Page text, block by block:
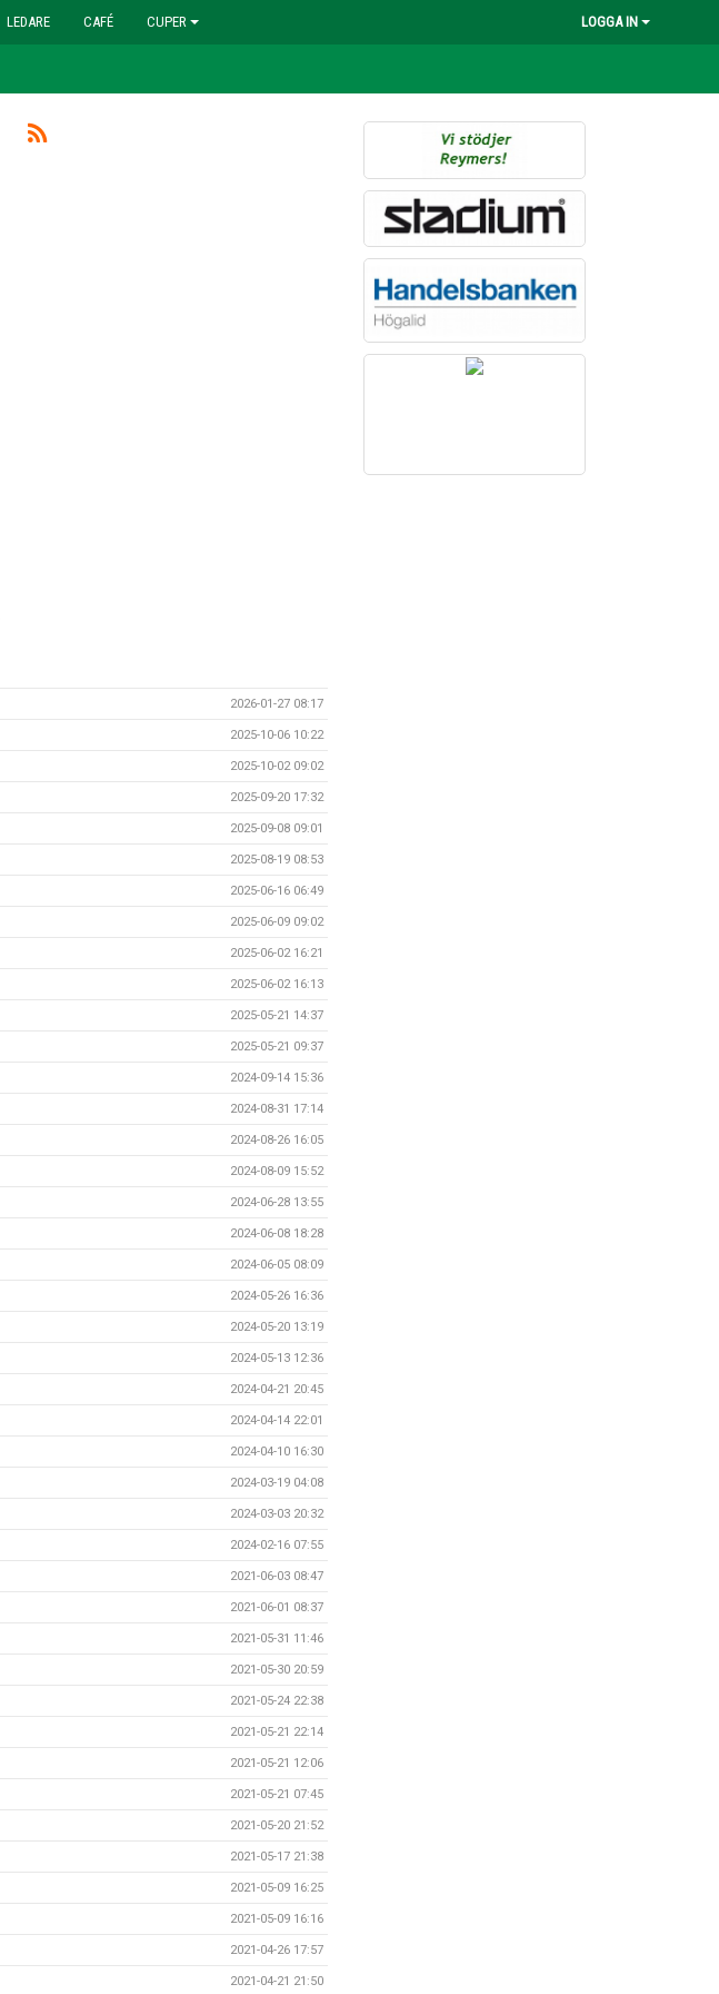
LEDARE CAFÉ CUPER LOGGA IN
2026-01-27 08:17
2025-10-06 10:22
2025-10-02 09:02
2025-09-20 17:32
2025-09-08 09:01
2025-08-19 08:53
2025-06-16 06:49
2025-06-09 09:02
2025-06-02 16:21
2025-06-02 16:13
2025-05-21 14:37
2025-05-21 09:37
2024-09-14 15:36
2024-08-31 17:14
2024-08-26 16:05
2024-08-09 15:52
2024-06-28 13:55
2024-06-08 18:28
2024-06-05 08:09
2024-05-26 16:36
2024-05-20 13:19
2024-05-13 12:36
2024-04-21 20:45
2024-04-14 22:01
2024-04-10 16:30
2024-03-19 04:08
2024-03-03 20:32
2024-02-16 07:55
2021-06-03 08:47
2021-06-01 08:37
2021-05-31 11:46
2021-05-30 20:59
2021-05-24 22:38
2021-05-21 22:14
2021-05-21 12:06
2021-05-21 07:45
2021-05-20 21:52
2021-05-17 21:38
2021-05-09 16:25
2021-05-09 16:16
2021-04-26 17:57
2021-04-21 21:50